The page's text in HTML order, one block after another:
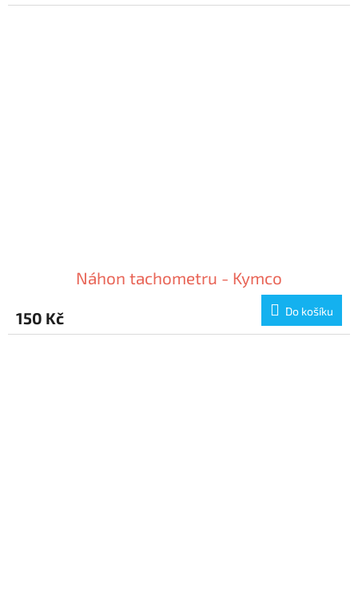
Náhon tachometru - Kymco
150 Kč Do košíku